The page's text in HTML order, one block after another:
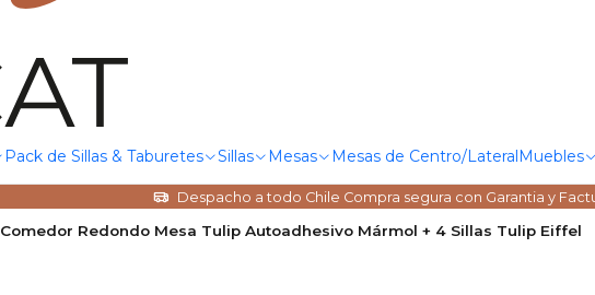
Pack de Sillas & Taburetes Sillas Mesas Mesas de Centro/LateralMuebles
Despacho a todo Chile Compra segura con Garantia y
Comedor Redondo Mesa Tulip Autoadhesivo Mármol + 4 Sillas Tulip Eiffel